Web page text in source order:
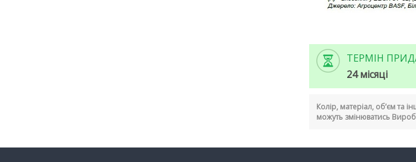
ТЕРМІН
24 місяці
Колір, матеріал, об’єм та
можуть змінюватись